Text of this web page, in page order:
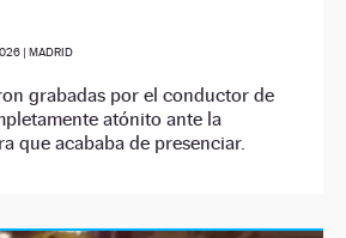
| MADRID
grabadas por el conductor de
atónito ante la
que acababa de presenciar.